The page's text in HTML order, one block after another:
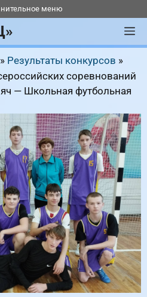
меню
» Результаты конкурсов »
соревнований
— Школьная футбольная